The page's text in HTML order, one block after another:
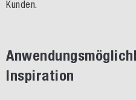
Kunden.
Inspiration